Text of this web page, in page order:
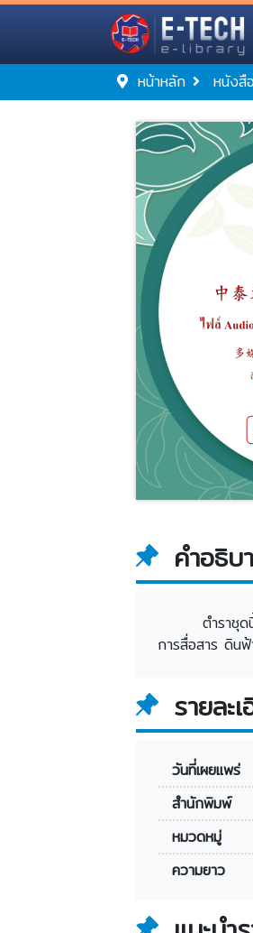
หน้าหลัก หนังสื
คำอธิบ
ตำราชุ
การสื่อสาร ดิน
รายละ
วันที่เผยแพร่
สำนักพิมพ์
หมวดหมู่
ความยาว